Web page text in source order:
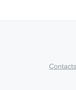
Contacts